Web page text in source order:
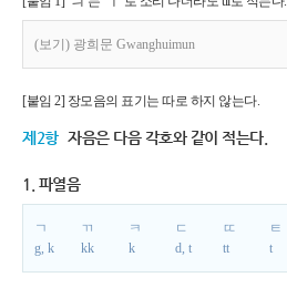
(보기) 광희문 Gwanghuimun
[붙임 2] 장모음의 표기는 따로 하지 않는다.
제2항 자음은 다음 각호와 같이 적는다.
1. 파열음
ㄱ
g, k
ㄲ
kk
ㅋ
k
ㄷ
d, t
ㄸ
tt
ㅌ
t